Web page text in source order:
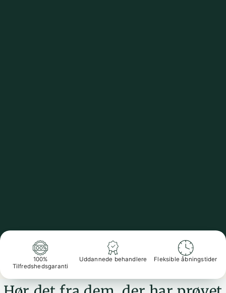
100%
Tilfredshedsgaranti
Uddannede behandlere Fleksible åbningstider